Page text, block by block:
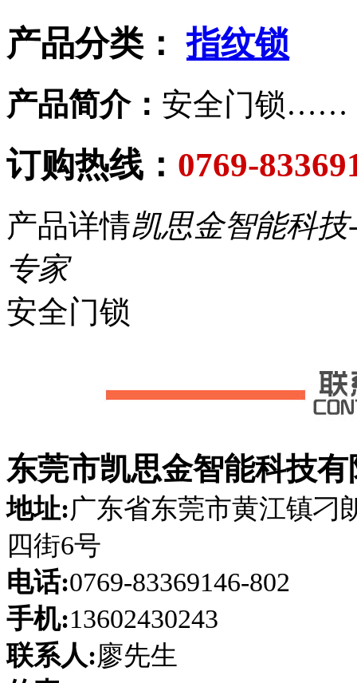
产品分类： 指纹锁
产品简介： 安全门锁……
订购热线： 0769-
产品详情凯思金智能科
专家
安全门锁
东莞市凯思金智能科技有
地址:广东省东莞市黄江镇刁
四街6号
电话:0769-83369146-802
手机:13602430243
联系人:廖先生